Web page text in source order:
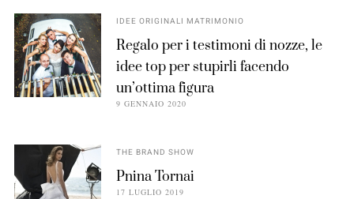
IDEE ORIGINALI MATRIMONIO
Regalo per i testimoni di nozze, le
idee top per stupirli facendo
un’ottima figura
9 GENNAIO 2020
THE BRAND SHOW
Pnina Tornai
17 LUGLIO 2019